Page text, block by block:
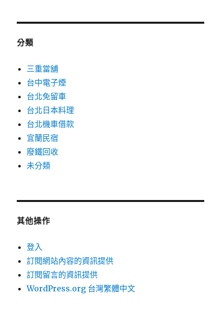
分類
三重當舖
台中電子煙
台北免留車
台北日本料理
台北機車借款
宜蘭民宿
廢鐵回收
未分類
其他操作
登入
訂閱網站內容的資訊提供
訂閱留言的資訊提供
WordPress.org 台灣繁體中文